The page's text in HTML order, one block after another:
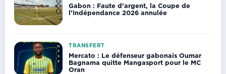
Gabon : Faute d’argent, la Coupe de
l’Indépendance 2026 annulée
TRANSFERT
Mercato : Le défenseur gabonais Oumar
Bagnama quitte Mangasport pour le MC
Oran